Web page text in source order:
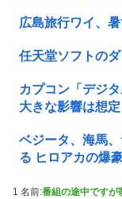
広島旅行ワイ、
任天堂ソフトの
カプコン「デジ
大きな影響は想定
ベジータ、海馬
る ヒロアカの爆
1 名前:番組の途中ですが